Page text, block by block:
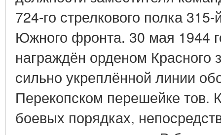
724-го стрелкового полка
Южного фронта. 30 мая 1944
награждён орденом
сильно укреплённой линии
Перекопском перешейке тов.
боевых порядках,